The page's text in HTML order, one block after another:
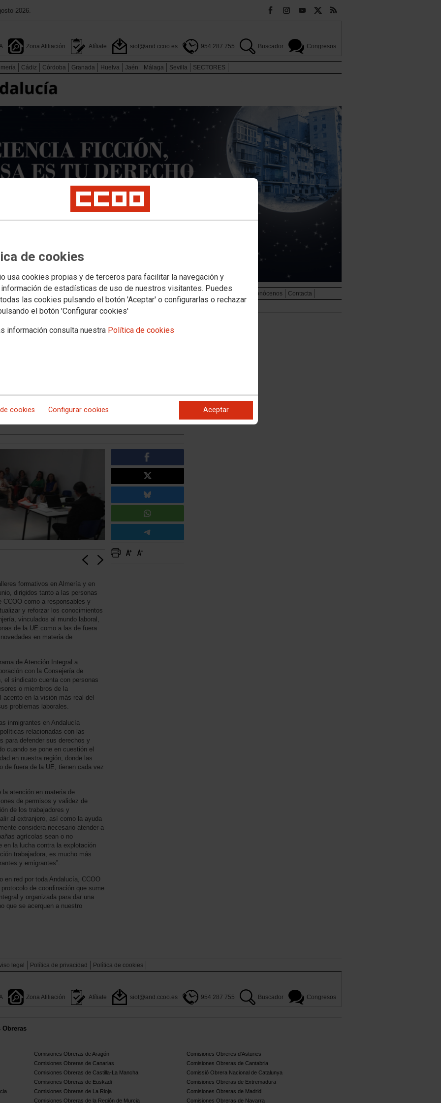
de cookies
usa cookies propias y de terceros para facilitar la navegación y
de estadísticas de uso de nuestros visitantes. Puedes
las cookies pulsando el botón 'Aceptar' o configurarlas o rechazar
el botón 'Configurar cookies'
información consulta nuestra Política de cookies
cookies Configurar cookies Aceptar
2026.
Zona Afiliación Afíliate siot@and.ccoo.es 954 287 755 Buscador Congresos
Cádiz Córdoba Granada Huelva Jaén Málaga Sevilla
SECTORES
.
. .
jurídicos Transparencia PROVINCIAS SECTORES Archivo documental y audiovisual Conócenos
Contacta
trabajo jurídico-sindical en
extranjería, concretamente en las renovaciones de permisos
regularización de los trabajadores y trabajadoras
así como la ayuda para la obtención de la nacionalidad
contra la explotación laboral en las campañas agrícolas que,
es mucho más intensa y profunda con las personas
formativos en Almería y en
dirigidos tanto a las personas
como a responsables y
y reforzar los conocimientos
vinculados al mundo laboral,
de la UE como a las de fuera
en materia de
de Atención Integral a
con la Consejería de
el sindicato cuenta con personas
o miembros de la
en la visión más real del
problemas laborales.
inmigrantes en Andalucía
relacionadas con las
para defender sus derechos y
cuando se pone en cuestión el
en nuestra región, donde las
de fuera de la UE, tienen cada vez
la atención en materia de
de permisos y validez de
de los trabajadores y
al extranjero, así como la ayuda
considera necesario atender a
agrícolas sean o no
en la lucha contra la explotación
trabajadora, es mucho más
y emigrantes”.
en red por toda Andalucía, CCOO
de coordinación que sume
y organizada para dar una
que se acerquen a nuestro
legal Política de privacidad Polìtica de cookies
Zona Afiliación Afíliate siot@and.ccoo.es 954 287 755 Buscador Congresos
Obreras
Comisiones Obreras de Aragón
Comisiones Obreres d'Asturies
Comisiones Obreras de Canarias
Comisiones Obreras de Cantabria
Comisiones Obreras de Castilla-La Mancha
Comissió Obrera Nacional de Catalunya
Comisiones Obreras de Euskadi
Comisiones Obreras de Extremadura
Comisiones Obreras de La Rioja
Comisiones Obreras de Madrid
Comisiones Obreras de la Región de Murcia Comisiones Obreras de Navarra